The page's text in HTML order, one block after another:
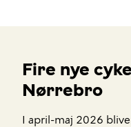
Fire nye
Nørrebro
I april-maj 2026